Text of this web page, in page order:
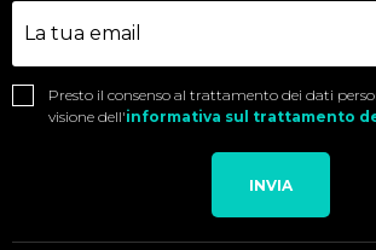
Presto il consenso al trattamento dei dati
visione dell'informativa sul trattamento
INVIA